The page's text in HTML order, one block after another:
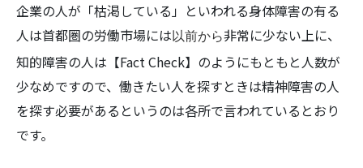
企業の人が「枯渇している」といわれる身体障害の有る
人は首都圏の労働市場には以前から非常に少ない上に、
知的障害の人は【Fact Check】のようにもともと人数が
少なめですので、働きたい人を探すときは精神障害の人
を探す必要があるというのは各所で言われているとおり
です。